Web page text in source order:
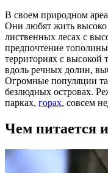
В своем природном
Они любят жить высоко
лиственных лесах с
предпочтение
территориях с высокой
вдоль речных долин,
Огромные популяции
безлюдных островах.
парках, горах, совсем
Чем питается